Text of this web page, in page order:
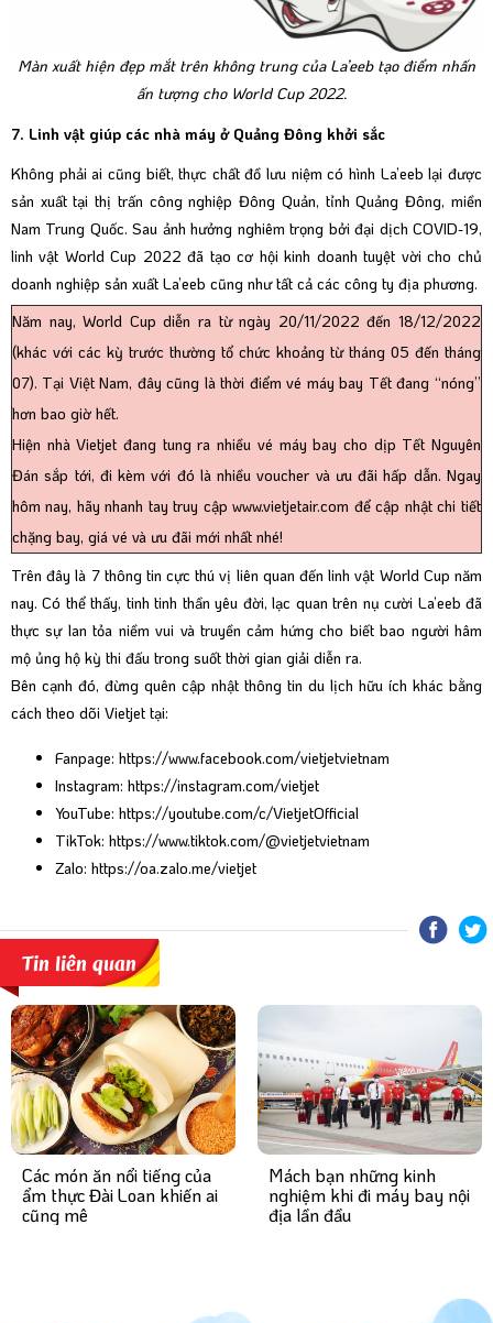
Màn xuất hiện đẹp mắt trên không trung của La’eeb tạo điểm nhấn
ấn tượng cho World Cup 2022.
7. Linh vật giúp các nhà máy ở Quảng Đông khởi sắc
Không phải ai cũng biết, thực chất đồ lưu niệm có hình La’eeb lại được
sản xuất tại thị trấn công nghiệp Đông Quản, tỉnh Quảng Đông, miền
Nam Trung Quốc. Sau ảnh hưởng nghiêm trọng bởi đại dịch COVID-19,
linh vật World Cup 2022 đã tạo cơ hội kinh doanh tuyệt vời cho chủ
doanh nghiệp sản xuất La’eeb cũng như tất cả các công ty địa phương.
Năm nay, World Cup diễn ra từ ngày 20/11/2022 đến 18/12/2022
(khác với các kỳ trước thường tổ chức khoảng từ tháng 05 đến tháng
07). Tại Việt Nam, đây cũng là thời điểmvé máy bay Tết đang “nóng”
hơn bao giờ hết.
Hiện nhà Vietjet đang tung ra nhiều vé máy bay cho dịp Tết Nguyên
Đán sắp tới, đi kèm với đó là nhiều voucher và ưu đãi hấp dẫn. Ngay
hôm nay, hãy nhanh tay truy cậpwww.vietjetair.com để cập nhật chi tiết
chặng bay, giá vé và ưu đãi mới nhất nhé!
Trên đây là 7 thông tin cực thú vị liên quan đến linh vật World Cup năm
nay. Có thể thấy, tinh tinh thần yêu đời, lạc quan trên nụ cười La’eeb đã
thực sự lan tỏa niềm vui và truyền cảm hứng cho biết bao người hâm
mộ ủng hộ kỳ thi đấu trong suốt thời gian giải diễn ra.
Bên cạnh đó, đừng quên cập nhật thông tin du lịch hữu ích khác bằng
cách theo dõi Vietjet tại:
Fanpage: https://www.facebook.com/vietjetvietnam
Instagram: https://instagram.com/vietjet
YouTube: https://youtube.com/c/VietjetOfficial
TikTok: https://www.tiktok.com/@vietjetvietnam
Zalo: https://oa.zalo.me/vietjet
Tin liên quan
Các món ăn nổi tiếng của
ẩm thực Đài Loan khiến ai
cũng mê
Mách bạn những kinh
nghiệm khi đi máy bay nội
địa lần đầu